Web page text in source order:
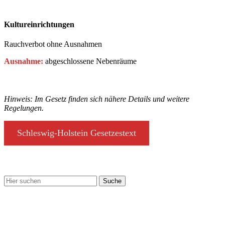
Kultureinrichtungen
Rauchverbot ohne Ausnahmen
Ausnahme: abgeschlossene Nebenräume
Hinweis: Im Gesetz finden sich nähere Details und weitere
Regelungen.
Schleswig-Holstein Gesetzestext